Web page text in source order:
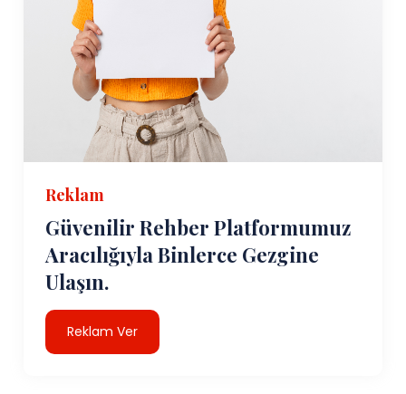
Reklam
Güvenilir Rehber Platformumuz
Aracılığıyla Binlerce Gezgine
Ulaşın.
Reklam Ver